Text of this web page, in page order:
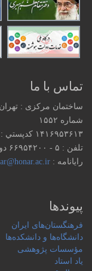
تماس با ما
ساختمان مرکزی : تهران-
شماره ۱۵۵۲
۱۴۱۶۹۵۳۶۱۳ كدپستي :
تلفن : ۵ - ۶۶۹۵۴۲۰۰ دورنگار : ۶۶۹۵۱۱۶۷
رایانامه :
پیوندها
فرهنگستان‌های ایران
دانشگاه‌ها و دانشکده‌ها
مؤسسات پژوهشی
یاد استاد